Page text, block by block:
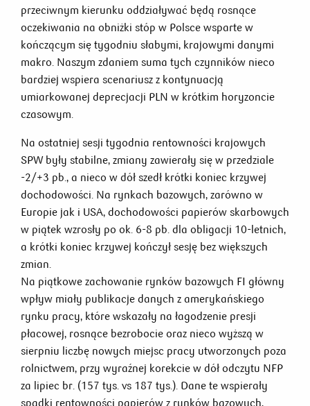
przeciwnym kierunku oddziaływać będą rosnące
oczekiwania na obniżki stóp w Polsce wsparte w
kończącym się tygodniu słabymi, krajowymi danymi
makro. Naszym zdaniem suma tych czynników nieco
bardziej wspiera scenariusz z kontynuacją
umiarkowanej deprecjacji PLN w krótkim horyzoncie
czasowym.
Na ostatniej sesji tygodnia rentowności krajowych
SPW były stabilne, zmiany zawierały się w przedziale
-2/+3 pb., a nieco w dół szedł krótki koniec krzywej
dochodowości. Na rynkach bazowych, zarówno w
Europie jak i USA, dochodowości papierów skarbowych
w piątek wzrosły po ok. 6-8 pb. dla obligacji 10-letnich,
a krótki koniec krzywej kończył sesję bez większych
zmian.
Na piątkowe zachowanie rynków bazowych FI główny
wpływ miały publikacje danych z amerykańskiego
rynku pracy, które wskazały na łagodzenie presji
płacowej, rosnące bezrobocie oraz nieco wyższą w
sierpniu liczbę nowych miejsc pracy utworzonych poza
rolnictwem, przy wyraźnej korekcie w dół odczytu NFP
za lipiec br. (157 tys. vs 187 tys.). Dane te wspierały
spadki rentowności papierów z rynków bazowych,